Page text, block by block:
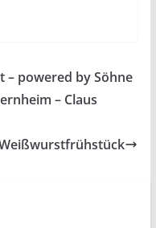
powered by Söhne
– Claus